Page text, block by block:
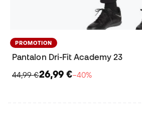
PROMOTION
Pantalon Dri-Fit Academy 23
44,99 €26,99 €−40%